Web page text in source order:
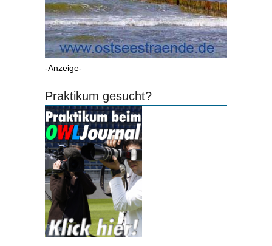
-Anzeige-
Praktikum gesucht?